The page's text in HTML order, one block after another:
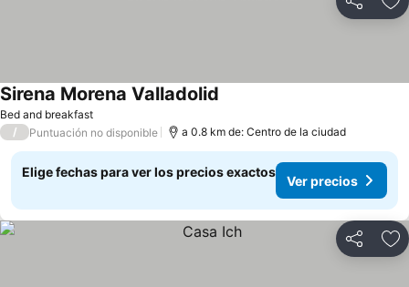
Compartir
Bed and breakfast
Sirena Morena Valladolid
/ Puntuación no disponible a 0.8 km de: Centro de la ciudad
Elige fechas para ver los precios exactos
Ver precios
Compartir